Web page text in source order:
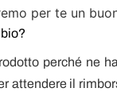
per te un
perché ne
attendere il